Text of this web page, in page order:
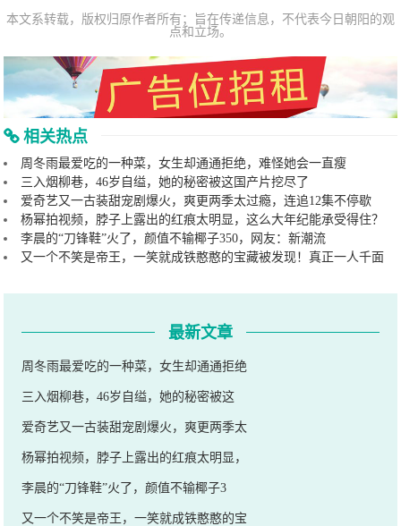
本文系转载，版权归原作者所有；旨在传递信息，不代表今日朝阳的观
点和立场。
相关热点
周冬雨最爱吃的一种菜，女生却通通拒绝，难怪她会一直瘦
三入烟柳巷，46岁自缢，她的秘密被这国产片挖尽了
爱奇艺又一古装甜宠剧爆火，爽更两季太过瘾，连追12集不停歇
杨幂拍视频，脖子上露出的红痕太明显，这么大年纪能承受得住？
李晨的“刀锋鞋”火了，颜值不输椰子350，网友：新潮流
又一个不笑是帝王，一笑就成铁憨憨的宝藏被发现！真正一人千面
最新文章
周冬雨最爱吃的一种菜，女生却通通拒绝
三入烟柳巷，46岁自缢，她的秘密被这
爱奇艺又一古装甜宠剧爆火，爽更两季太
杨幂拍视频，脖子上露出的红痕太明显，
李晨的“刀锋鞋”火了，颜值不输椰子3
又一个不笑是帝王，一笑就成铁憨憨的宝